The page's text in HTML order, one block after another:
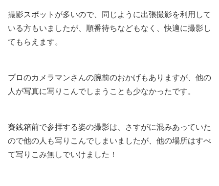
撮影スポットが多いので、同じように出張撮影を利用して
いる方もいましたが、順番待ちなどもなく、快適に撮影し
てもらえます。
プロのカメラマンさんの腕前のおかげもありますが、他の
人が写真に写りこんでしまうことも少なかったです。
賽銭箱前で参拝する姿の撮影は、さすがに混みあっていた
ので他の人も写りこんでしまいましたが、他の場所はすべ
て写りこみ無しでいけました！